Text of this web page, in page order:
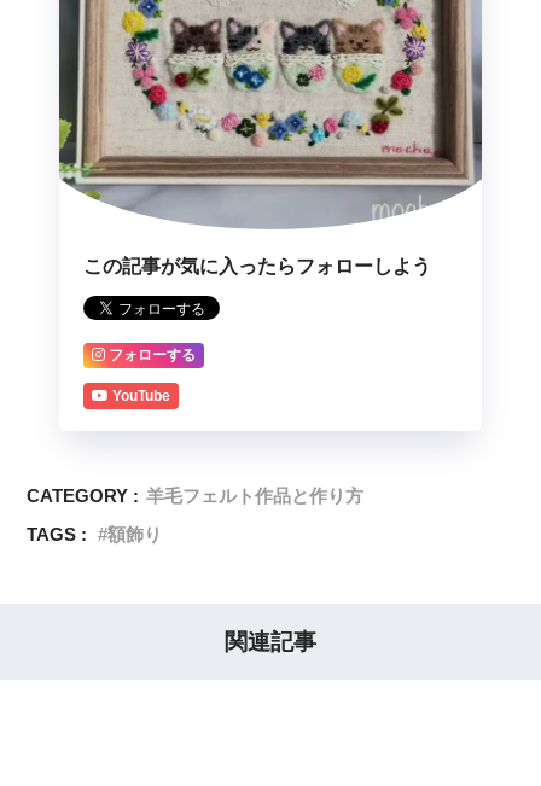
この記事が気に入ったらフォローしよう
フォローする
YouTube
CATEGORY : 羊毛フェルト作品と作り方
TAGS :
額飾り
関連記事